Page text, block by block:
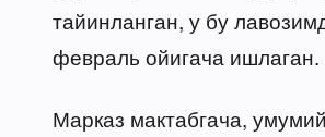
тайинланган, у бу
февраль ойигача ишлаган.
Марказ мактабгача,